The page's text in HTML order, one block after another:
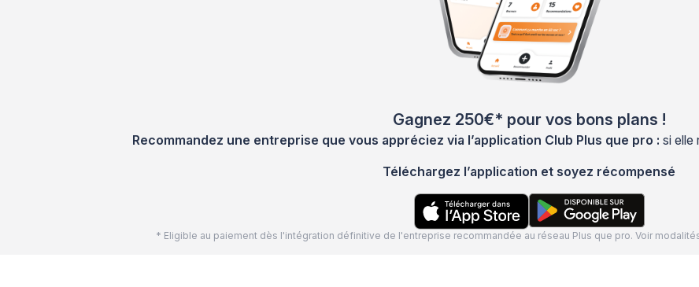
Gagnez 250€* pour vos bons plans !
Recommandez une entreprise que vous appréciez via l’application Club Plus que pro : si elle
Téléchargez l’application et soyez récompensé
* Eligible au paiement dès l'intégration définitive de l'entreprise recommandée au réseau Plus que pro. Voir